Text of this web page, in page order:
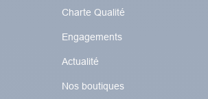
Charte Qualité
Engagements
Actualité
Nos boutiques